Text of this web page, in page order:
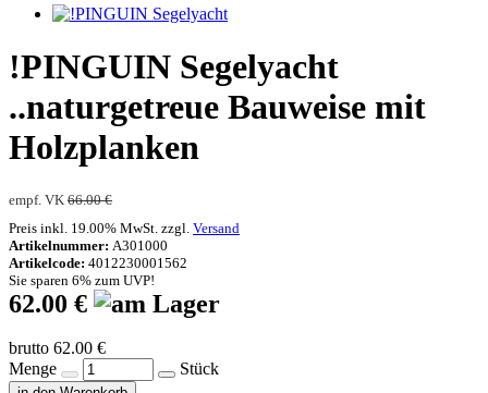
!PINGUIN Segelyacht
..naturgetreue Bauweise mit
Holzplanken
empf. VK 66.00 €
Preis inkl. 19.00% MwSt. zzgl. Versand
Artikelnummer: A301000
Artikelcode: 4012230001562
Sie sparen 6% zum UVP!
62.00 €
brutto 62.00 €
Menge
Stück